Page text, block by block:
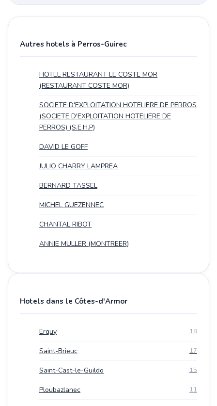
Autres hotels à Perros-Guirec
HOTEL RESTAURANT LE COSTE MOR
(RESTAURANT COSTE MOR)
SOCIETE D'EXPLOITATION HOTELIERE DE PERROS
(SOCIETE D'EXPLOITATION HOTELIERE DE
PERROS) (S.E.H.P)
DAVID LE GOFF
JULIO CHARRY LAMPREA
BERNARD TASSEL
MICHEL GUEZENNEC
CHANTAL RIBOT
ANNIE MULLER (MONTREER)
Hotels dans le Côtes-d'Armor
Erquy 18
Saint-Brieuc 17
Saint-Cast-le-Guildo 15
Ploubazlanec 11